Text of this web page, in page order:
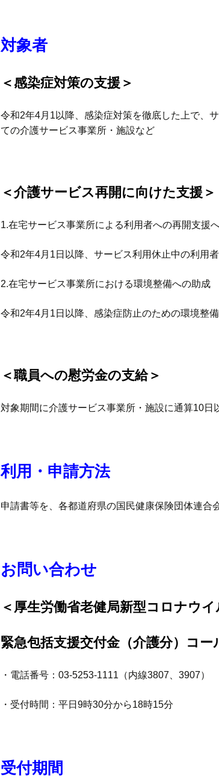
対象者
＜感染症対策の支援＞
令和2年4月1以降、感染症対策を徹底した上で、
ての介護サービス事業所・施設など
＜介護サービス再開に向けた支援＞
1.在宅サービス事業所による利用者への再開支援
令和2年4月1日以降、サービス利用休止中の利用
2.在宅サービス事業所における環境整備への助成
令和2年4月1日以降、感染症防止のための環境整
＜職員への慰労金の支給＞
対象期間に介護サービス事業所・施設に通算10日
利用・申請方法
申請書等を、各都道府県の国民健康保険団体連合
お問い合わせ
＜厚生労働省老健局新型コロナウ
緊急包括支援交付金（介護分）コー
・電話番号：03-5253-1111（内線3807、3907）
・受付時間：平日9時30分から18時15分
受付期間